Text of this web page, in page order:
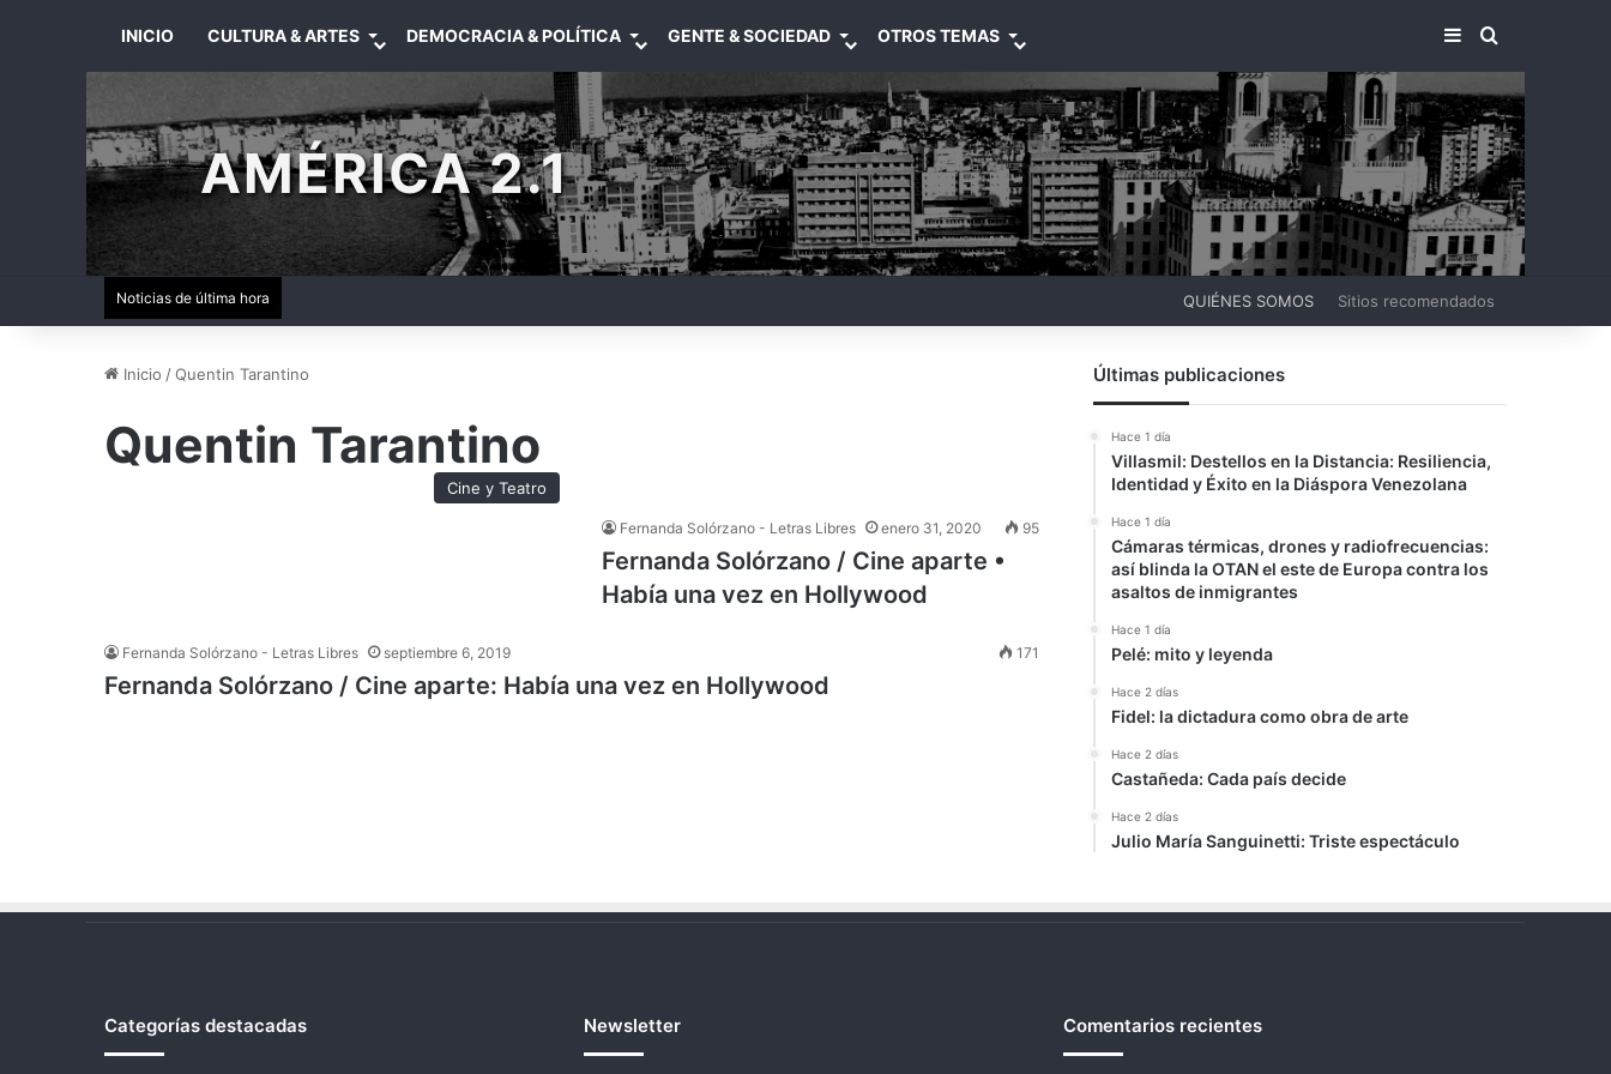
INICIO CULTURA & ARTES DEMOCRACIA & POLÍTICA GENTE & SOCIEDAD OTROS TEMAS BARRA LATERAL
BUSCAR
AMÉRICA 2.1
Noticias de última hora QUIÉNES SOMOS Sitios recomendados
Inicio /Quentin Tarantino
Quentin Tarantino
Cine y Teatro
Fernanda Solórzano - Letras Libres enero 31, 2020 95
Fernanda Solórzano / Cine aparte •
Había una vez en Hollywood
Fernanda Solórzano - Letras Libres septiembre 6, 2019 171
Fernanda Solórzano / Cine aparte: Había una vez en Hollywood
Últimas publicaciones
Hace 1 día
Villasmil: Destellos en la Distancia: Resiliencia,
Identidad y Éxito en la Diáspora Venezolana
Hace 1 día
Cámaras térmicas, drones y radiofrecuencias:
así blinda la OTAN el este de Europa contra los
asaltos de inmigrantes
Hace 1 día
Pelé: mito y leyenda
Hace 2 días
Fidel: la dictadura como obra de arte
Hace 2 días
Castañeda: Cada país decide
Hace 2 días
Julio María Sanguinetti: Triste espectáculo
Categorías destacadas Newsletter Comentarios recientes